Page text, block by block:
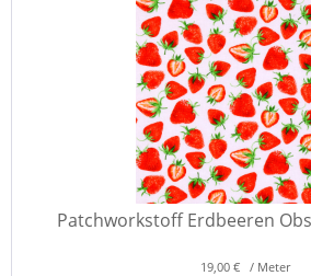
Patchworkstoff Erdbeeren
19,00 € / Meter